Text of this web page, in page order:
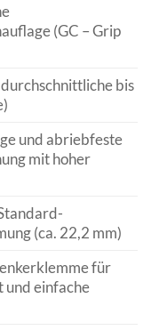
(GC – Grip
bis
und abriebfeste
mit hoher
(ca. 22,2 mm)
für
und einfache